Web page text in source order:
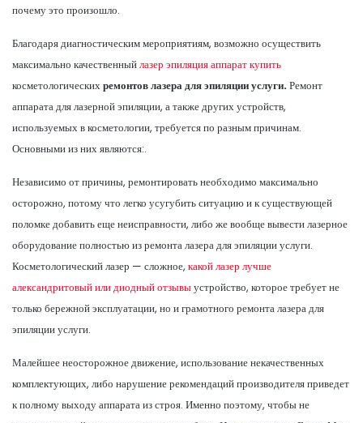
почему это произошло.
Благодаря диагностическим мероприятиям, возможно осуществить
максимально качественныйлазер эпиляция аппарат купить
косметологическихремонтов лазера для эпиляции услуги.Ремонт
аппарата для лазерной эпиляции, а также других устройств,
используемых в косметологии, требуется по разным причинам.
Основными из них являются:.
Независимо от причины, ремонтировать необходимо максимально
осторожно, потому что легко усугубить ситуацию и к существующей
поломке добавить еще неисправности, либо же вообще вывести лазерное
оборудование полностью из ремонта лазера для эпиляции услуги.
Косметологический лазер — сложное, какой лазер лучше
александритовый или диодный отзывыустройство, которое требует не
только бережной эксплуатации, но и грамотного ремонта лазера для
эпиляции услуги.
Малейшее неосторожное движение, использование некачественных
комплектующих, либо нарушение рекомендаций производителя приведет
к полному выходу аппарата из строя. Именно поэтому, чтобы не